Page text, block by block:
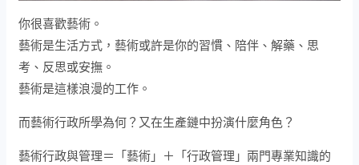
你很喜歡藝術。
藝術是生活方式，藝術或許是你的習慣、陪伴、解藥、思
考、反思或安撫。
藝術是這樣浪漫的工作。
而藝術行政所學為何？又在生產鏈中扮演什麼角色？
藝術行政與管理＝「藝術」＋「行政管理」兩門專業知識的